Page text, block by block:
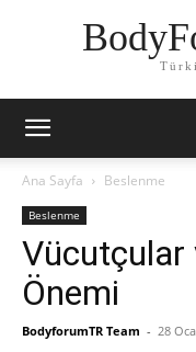
Ana Sayfa Beslenme
Beslenme
Vücutçular
Önemi
BodyforumTR Team - 28